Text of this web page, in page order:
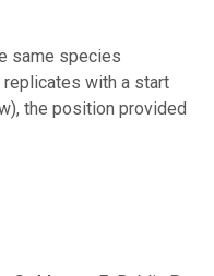
same species
with a start
the position provided